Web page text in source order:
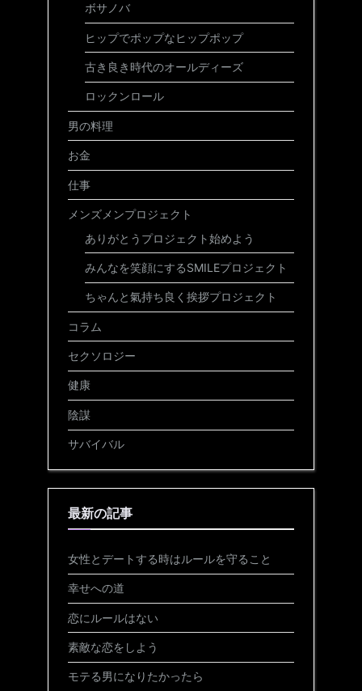
ボサノバ
ヒップでポップなヒップポップ
古き良き時代のオールディーズ
ロックンロール
男の料理
お金
仕事
メンズメンプロジェクト
ありがとうプロジェクト始めよう
みんなを笑顔にするSMILEプロジェクト
ちゃんと氣持ち良く挨拶プロジェクト
コラム
セクソロジー
健康
陰謀
サバイバル
最新の記事
女性とデートする時はルールを守ること
幸せへの道
恋にルールはない
素敵な恋をしよう
モテる男になりたかったら